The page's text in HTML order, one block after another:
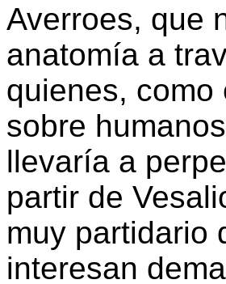
Averroes, que
anatomía a
quienes,
sobre
llevaría a
partir de
muy partidario
interesan